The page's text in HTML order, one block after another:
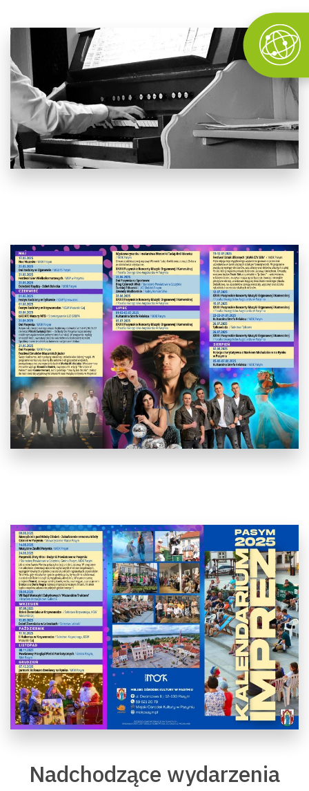
Nadchodzące wydarzenia